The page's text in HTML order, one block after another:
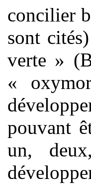
concilier
sont
verte »
«
pouvant
un,